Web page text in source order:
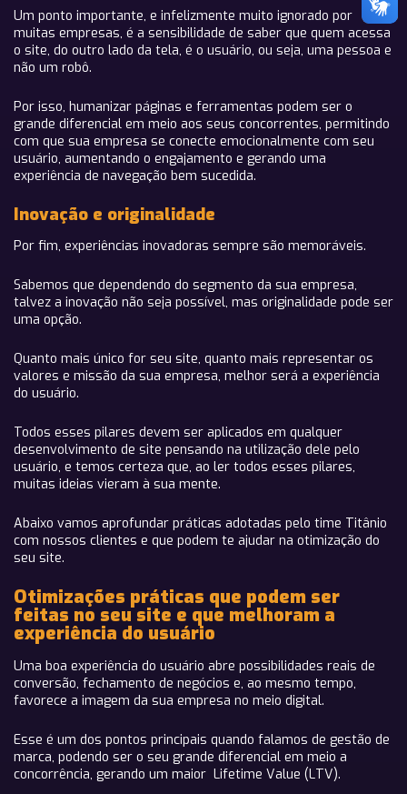
Um ponto importante, e infelizmente muito ignorado por
muitas empresas, é a sensibilidade de saber que quem acessa
o site, do outro lado da tela, é o usuário, ou seja, uma pessoa e
não um robô.
Por isso, humanizar páginas e ferramentas podem ser o
grande diferencial em meio aos seus concorrentes, permitindo
com que sua empresa se conecte emocionalmente com seu
usuário, aumentando o engajamento e gerando uma
experiência de navegação bem sucedida.
Inovação e originalidade
Por fim, experiências inovadoras sempre são memoráveis.
Sabemos que dependendo do segmento da sua empresa,
talvez a inovação não seja possível, mas originalidade pode ser
uma opção.
Quanto mais único for seu site, quanto mais representar os
valores e missão da sua empresa, melhor será a experiência
do usuário.
Todos esses pilares devem ser aplicados em qualquer
desenvolvimento de site pensando na utilização dele pelo
usuário, e temos certeza que, ao ler todos esses pilares,
muitas ideias vieram à sua mente.
Abaixo vamos aprofundar práticas adotadas pelo time Titânio
com nossos clientes e que podem te ajudar na otimização do
seu site.
Otimizações práticas que podem ser
feitas no seu site e que melhoram a
experiência do usuário
Uma boa experiência do usuário abre possibilidades reais de
conversão, fechamento de negócios e, ao mesmo tempo,
favorece a imagem da sua empresa no meio digital.
Esse é um dos pontos principais quando falamos de gestão de
marca, podendo ser o seu grande diferencial em meio a
concorrência, gerando um maior Lifetime Value (LTV).